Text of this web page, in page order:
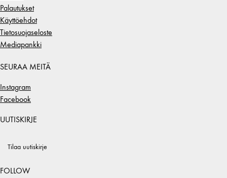
Palautukset
Käyttöehdot
Tietosuojaseloste
Mediapankki
SEURAA MEITÄ
Instagram
Facebook
UUTISKIRJE
Tilaa uutiskirje
FOLLOW